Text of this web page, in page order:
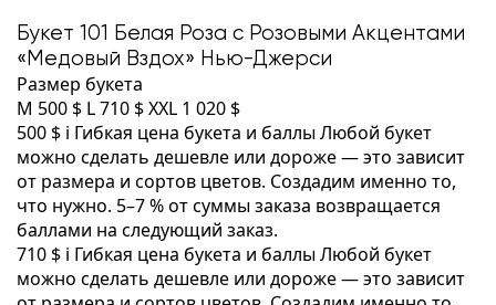
Букет 101 Белая Роза с Розовыми Акцентами
«Медовый Вздох» Нью-Джерси
Размер букета
M 500 $ L710 $XXL 1 020 $
500 $ i Гибкая цена букета и баллыЛюбой букет
можно сделать дешевле или дороже — это зависит
от размера и сортов цветов. Создадим именно то,
что нужно. 5–7 % от суммы заказа возвращается
баллами на следующий заказ.
710 $ i Гибкая цена букета и баллыЛюбой букет
можно сделать дешевле или дороже — это зависит